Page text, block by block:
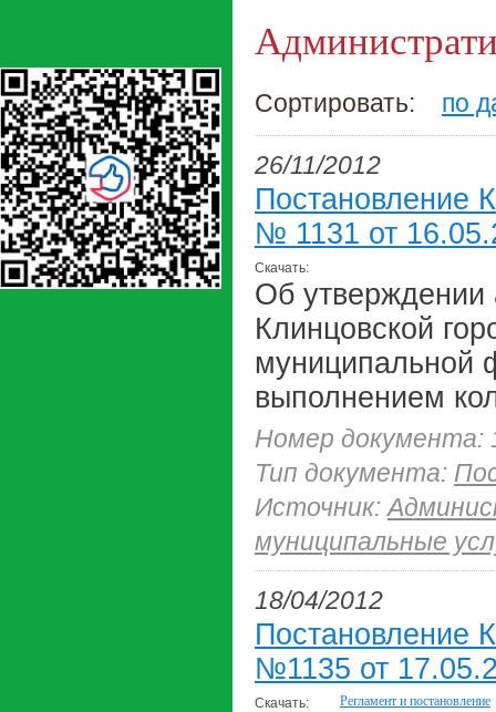
Сортировать: по
26/11/2012
Постановление
№ 1131 от
Скачать:
Об утверждении
Клинцовской
муниципальной
выполнением
Номер документа:
Тип документа:
Источник:
муниципальные
18/04/2012
Постановление
№1135 от
Скачать: Регламент и постановление